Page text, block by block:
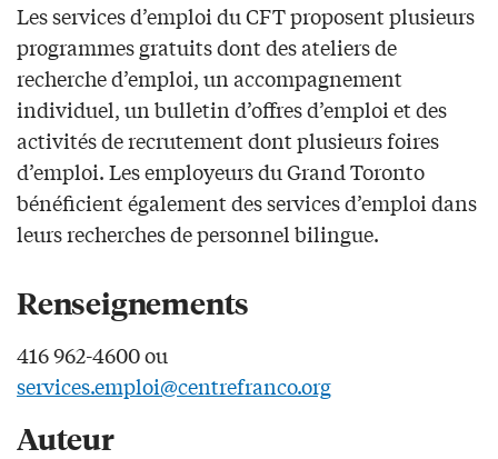
Les services d’emploi du CFT proposent plusieurs
programmes gratuits dont des ateliers de
recherche d’emploi, un accompagnement
individuel, un bulletin d’offres d’emploi et des
activités de recrutement dont plusieurs foires
d’emploi. Les employeurs du Grand Toronto
bénéficient également des services d’emploi dans
leurs recherches de personnel bilingue.
Renseignements
416 962-4600 ou
services.emploi@centrefranco.org
Auteur